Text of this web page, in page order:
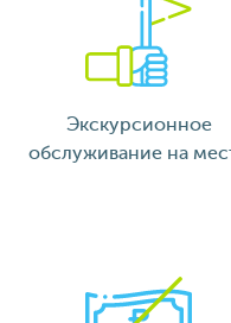
Экскурсионное
обслуживание на